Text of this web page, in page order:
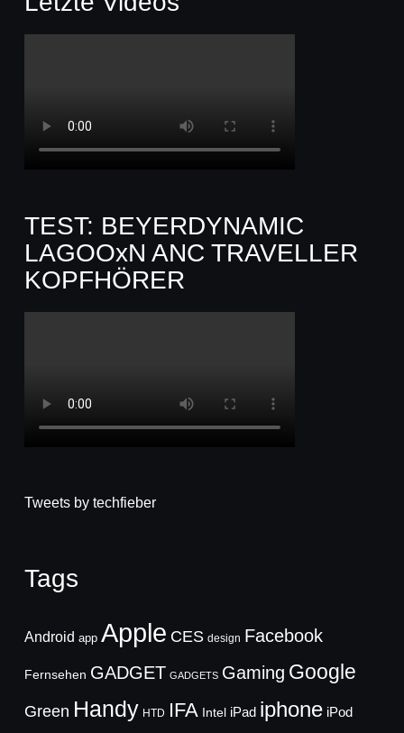
TEST: BEYERDYNAMIC
LAGOOxN ANC TRAVELLER
KOPFHÖRER
Tweets by techfieber
Tags
Android app Apple CES design Facebook
Fernsehen GADGET GADGETS Gaming Google
Green Handy HTD IFA Intel iPad iphone iPod